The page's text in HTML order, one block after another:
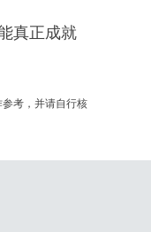
真正成就
考，并请自行核